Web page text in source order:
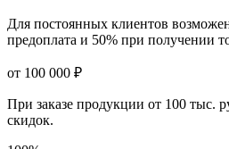
Для постоянных клиентов
предоплата и 50% при получении
от 100 000 ₽
При заказе продукции от 100 тыс.
скидок.